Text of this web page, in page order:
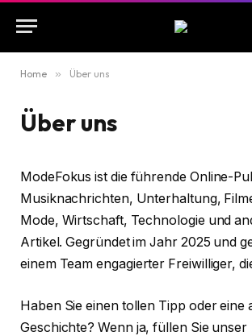
Home » Über uns
Über uns
ModeFokus ist die führende Online-
Musiknachrichten, Unterhaltung,
Mode, Wirtschaft, Technologie und
Artikel. Gegründet im Jahr 2025 und
einem Team engagierter Freiwilliger,
Haben Sie einen tollen Tipp oder eine
Geschichte? Wenn ja, füllen Sie unser